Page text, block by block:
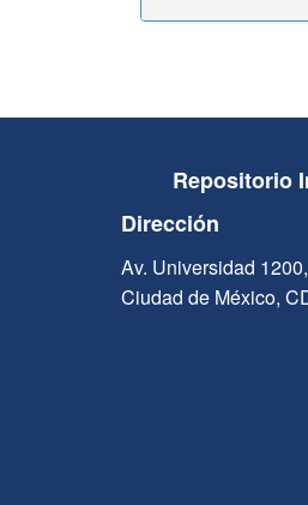
Repositorio
Dirección
Av. Universidad
Ciudad de México,